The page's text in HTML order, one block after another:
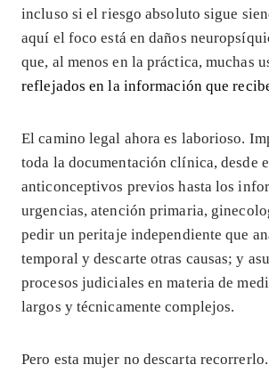
incluso si el riesgo absoluto sigue
aquí el foco está en daños
que, al menos en la práctica, muchas
reflejados en la información que
El camino legal ahora es laborioso.
toda la documentación clínica, desde
anticonceptivos previos hasta los
urgencias, atención primaria,
pedir un peritaje independiente que
temporal y descarte otras causas; y
procesos judiciales en materia de
largos y técnicamente complejos.
Pero esta mujer no descarta